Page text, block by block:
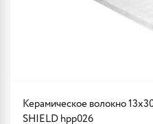
Керамическое волокно
SHIELD hpp026